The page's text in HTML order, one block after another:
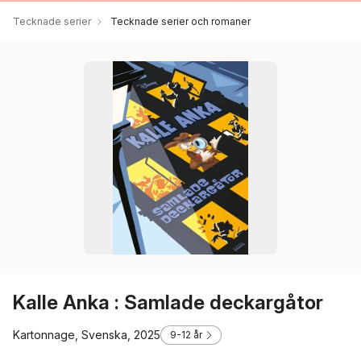
Tecknade serier Tecknade serier och romaner
Kalle Anka : Samlade deckargåtor
Kartonnage, Svenska, 2025 9-12 år